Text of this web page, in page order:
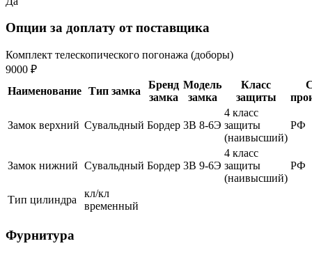
Опции за доплату от поставщика
Комплект телескопического погонажа (доборы)
9000 ₽
Наименование Тип замка
Бренд
замка
Модель
замка
Класс
защиты
Замок верхний Сувальдный Бордер 3В 8-6Э
4 класс
защиты
(наивысший)
РФ
Замок нижний Сувальдный Бордер 3В 9-6Э
4 класс
защиты
(наивысший)
РФ
Тип цилиндра
кл/кл
временный
Фурнитура